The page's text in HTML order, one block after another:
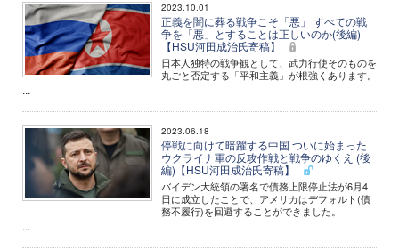
2023.10.01
正義を闇に葬る戦争こそ「悪」 すべての戦
争を「悪」とすることは正しいのか(後編)
【HSU河田成治氏寄稿】
日本人独特の戦争観として、武力行使そのものを
丸ごと否定する「平和主義」が根強くあります。
...
2023.06.18
停戦に向けて暗躍する中国 ついに始まった
ウクライナ軍の反攻作戦と戦争のゆくえ (後
編)【HSU河田成治氏寄稿】
バイデン大統領の署名で債務上限停止法が6月4
日に成立したことで、アメリカはデフォルト(債
務不履行)を回避することができました。
...